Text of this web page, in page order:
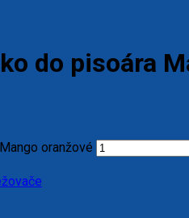
do pisoára
oranžové